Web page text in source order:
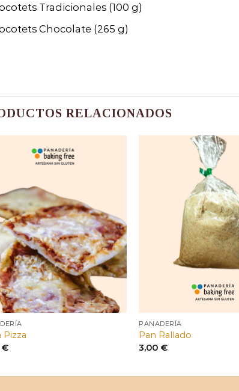
Tradicionales (100 g)
Chocolate (265 g)
RELACIONADOS
Pizza
€
PANADERÍA
Pan Rallado
3,00 €